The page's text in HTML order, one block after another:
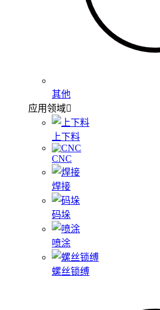
其他
应用领域
上下料
CNC
焊接
码垛
喷涂
螺丝锁缚